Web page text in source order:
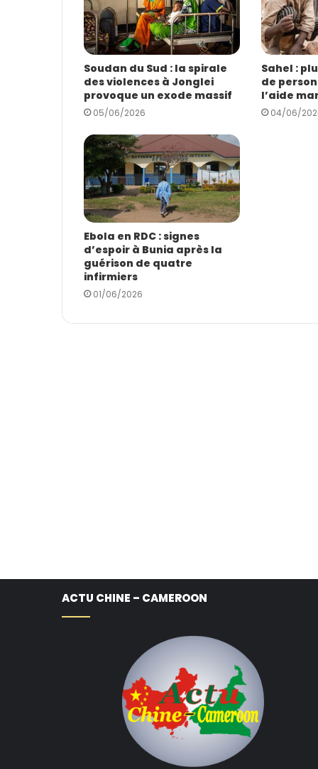
e
s
s
e
E
m
a
i
Soudan du Sud : la spirale
des violences à Jonglei
provoque un exode massif
05/06/2026
Sahel :
de
l’aide
04/06/
Ebola en RDC : signes
d’espoir à Bunia après la
guérison de quatre
infirmiers
01/06/2026
ACTU CHINE – CAMEROON